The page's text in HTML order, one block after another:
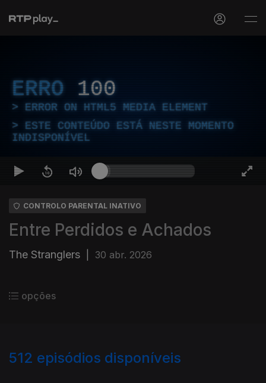
ERRO 100
ERROR ON HTML5 MEDIA ELEMENT
ESTE CONTEÚDO ESTÁ NESTE MOMENTO
INDISPONÍVEL
CONTROLO PARENTAL INATIVO
Entre Perdidos e Achados
The Stranglers 30 abr. 2026
opções
512 episódios disponíveis